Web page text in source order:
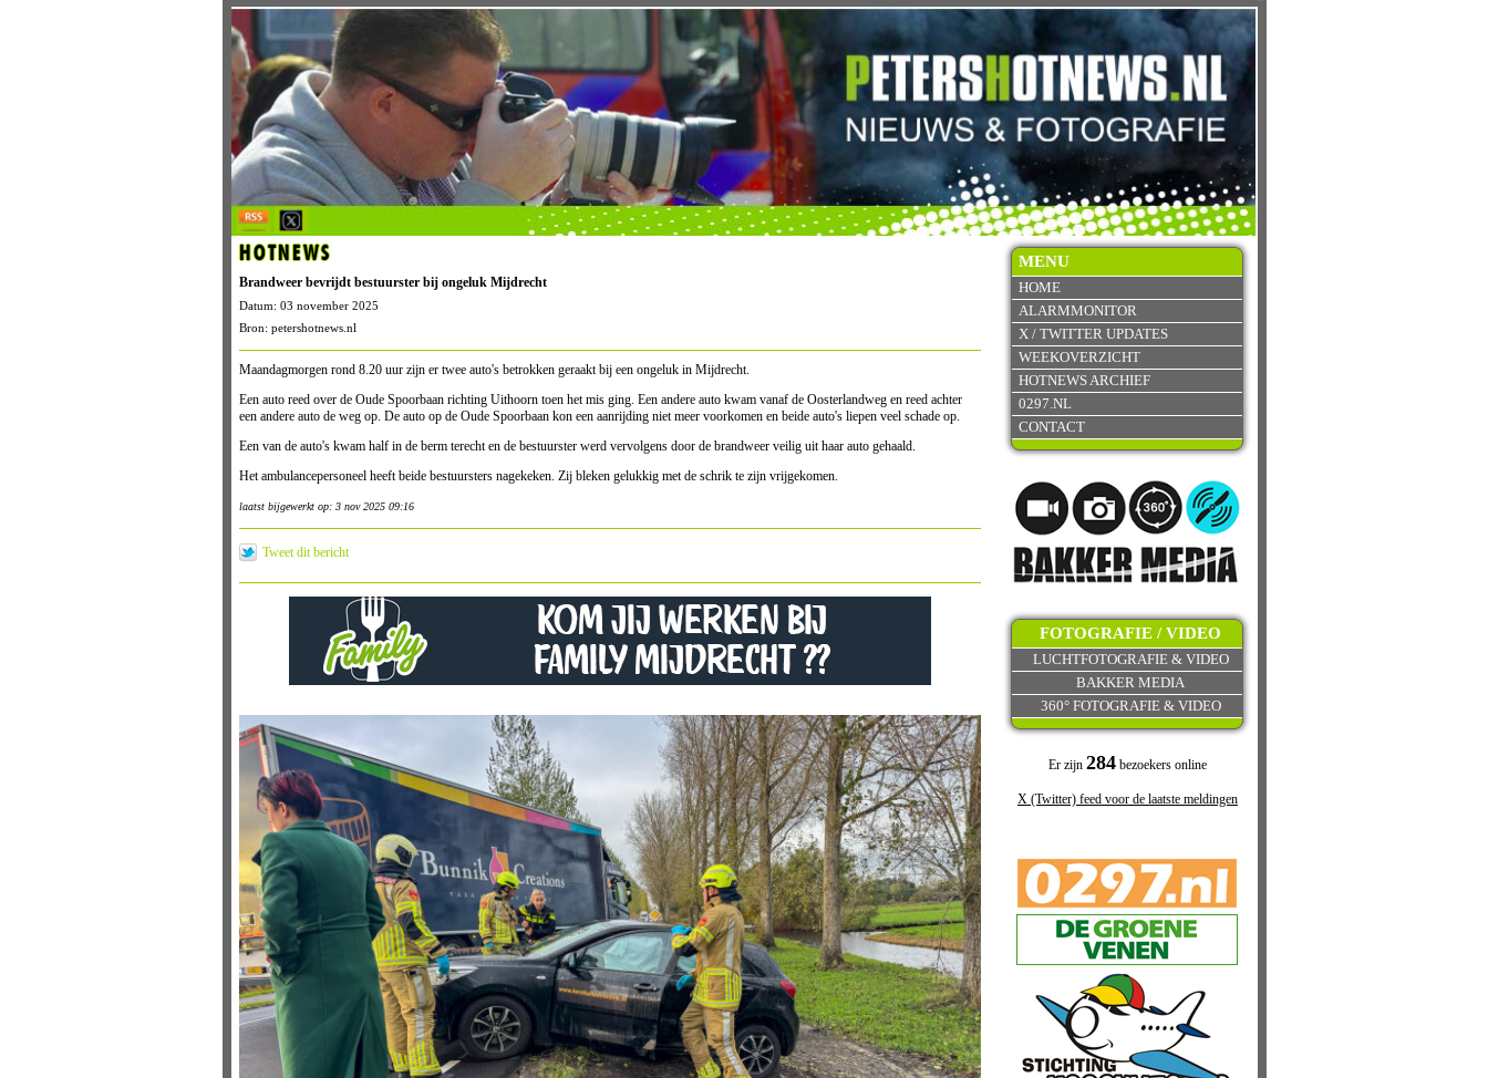
MENU
HOME
ALARMMONITOR
X / TWITTER UPDATES
WEEKOVERZICHT
HOTNEWS ARCHIEF
0297.NL
CONTACT
FOTOGRAFIE / VIDEO
LUCHTFOTOGRAFIE & VIDEO
BAKKER MEDIA
360° FOTOGRAFIE & VIDEO
Er zijn 284bezoekers online
X (Twitter) feed voor de laatste meldingen
HOTNEWS
Brandweer bevrijdt bestuurster bij ongeluk Mijdrecht
Datum: 03 november 2025
Bron: petershotnews.nl
Maandagmorgen rond 8.20 uur zijn er twee auto's betrokken geraakt bij een ongeluk in Mijdrecht.
Een auto reed over de Oude Spoorbaan richting Uithoorn toen het mis ging. Een andere auto kwam vanaf de Oosterlandweg en reed achter
een andere auto de weg op. De auto op de Oude Spoorbaan kon een aanrijding niet meer voorkomen en beide auto's liepen veel schade op.
Een van de auto's kwam half in de berm terecht en de bestuurster werd vervolgens door de brandweer veilig uit haar auto gehaald.
Het ambulancepersoneel heeft beide bestuursters nagekeken. Zij bleken gelukkig met de schrik te zijn vrijgekomen.
laatst bijgewerkt op: 3 nov 2025 09:16
Tweet dit bericht